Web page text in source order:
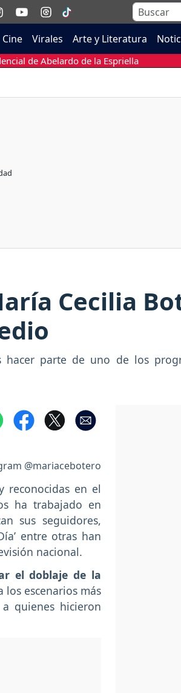
Cine Virales Arte y Literatura
de Abelardo de la Espriella
Cecilia
parte de uno de los
@mariacebotero
reconocidas en el
ha trabajado en
sus seguidores,
entre otras han
nacional.
el doblaje de la
los escenarios más
quienes hicieron